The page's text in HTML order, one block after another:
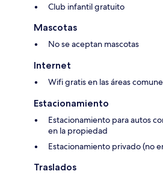
Club infantil gratuito
Mascotas
No se aceptan mascotas
Internet
Wifi gratis en las áreas
Estacionamiento
Estacionamiento para autos
en la propiedad
Estacionamiento privado (no
Traslados